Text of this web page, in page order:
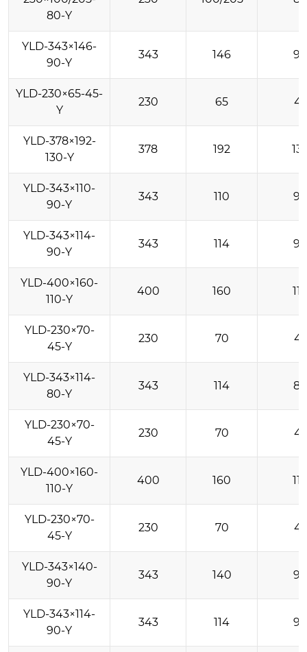
80-Y
YLD-343×146-
90-Y
343 146 90
YLD-230×65-45-
Y
230 65 45
YLD-378×192-
130-Y
378 192
YLD-343×110-
90-Y
343 110 90
YLD-343×114-
90-Y
343 114 90
YLD-400×160-
110-Y
400 160
YLD-230×70-
45-Y
230 70 45
YLD-343×114-
80-Y
343 114 80
YLD-230×70-
45-Y
230 70 45
YLD-400×160-
110-Y
400 160
YLD-230×70-
45-Y
230 70 45
YLD-343×140-
90-Y
343 140 90
YLD-343×114-
90-Y
343 114 90